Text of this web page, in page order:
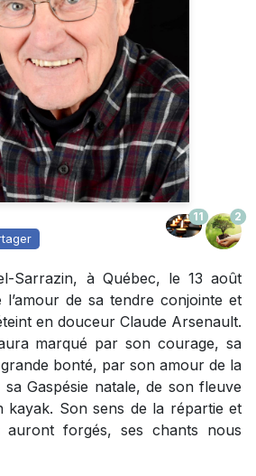
11 2
Sarrazin, à Québec, le 13 août
de sa tendre conjointe et
en douceur Claude Arsenault.
marqué par son courage, sa
bonté, par son amour de la
Gaspésie natale, de son fleuve
kayak. Son sens de la répartie et
forgés, ses chants nous